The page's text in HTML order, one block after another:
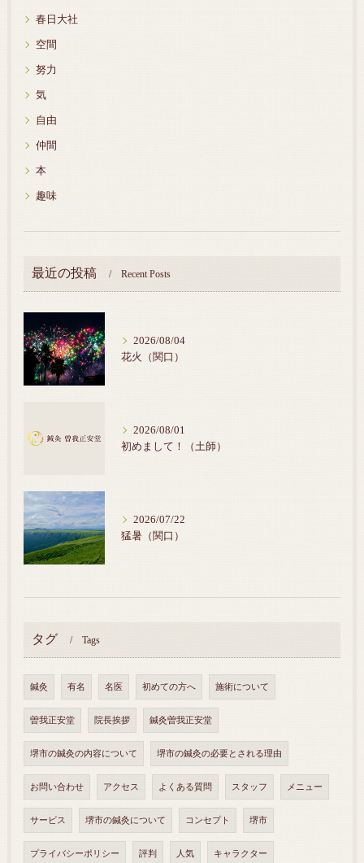
春日大社
空間
努力
気
自由
仲間
本
趣味
最近の投稿 Recent Posts
2026/08/04
花火（関口）
2026/08/01
初めまして！（土師）
2026/07/22
猛暑（関口）
タグ Tags
鍼灸 有名 名医 初めての方へ 施術について
曽我正安堂 院長挨拶 鍼灸曽我正安堂
堺市の鍼灸の内容について 堺市の鍼灸の必要とされる理由
お問い合わせ アクセス よくある質問 スタッフ メニュー
サービス 堺市の鍼灸について コンセプト 堺市
プライバシーポリシー 評判 人気 キャラクター